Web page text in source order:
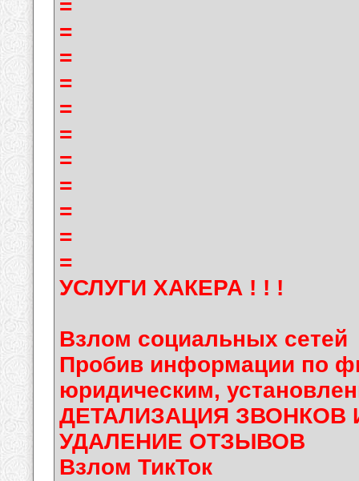
=
=
=
=
=
=
=
=
=
=
=
УСЛУГИ ХАКЕРА ! ! !
Взлом социальных сетей
Пробив информации по
юридическим,
ДЕТАЛИЗАЦИЯ ЗВОНКОВ
УДАЛЕНИЕ ОТЗЫВОВ
Взлом ТикТок